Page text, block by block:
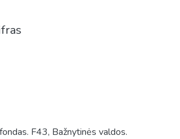
F43, Bažnytinės valdos.